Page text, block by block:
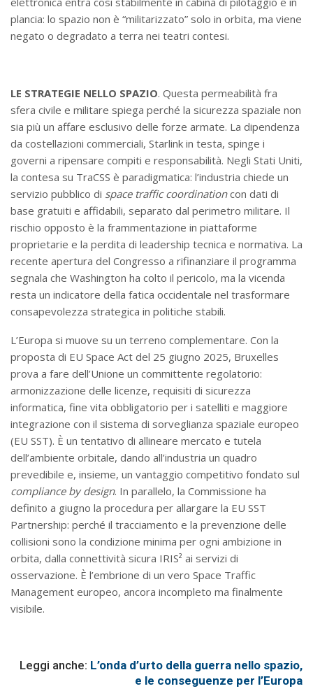
plancia: lo spazio non è “militarizzato” solo in orbita, ma viene
negato o degradato a terra nei teatri contesi.
LE STRATEGIE NELLO SPAZIO. Questa permeabilità fra
sfera civile e militare spiega perché la sicurezza spaziale non
sia più un affare esclusivo delle forze armate. La dipendenza
da costellazioni commerciali, Starlink in testa, spinge i
governi a ripensare compiti e responsabilità. Negli Stati Uniti,
la contesa su TraCSS è paradigmatica: l’industria chiede un
servizio pubblico di space traffic coordinationcon dati di
base gratuiti e affidabili, separato dal perimetro militare. Il
rischio opposto è la frammentazione in piattaforme
proprietarie e la perdita di leadership tecnica e normativa. La
recente apertura del Congresso a rifinanziare il programma
segnala che Washington ha colto il pericolo, ma la vicenda
resta un indicatore della fatica occidentale nel trasformare
consapevolezza strategica in politiche stabili.
L’Europa si muove su un terreno complementare. Con la
proposta di EU Space Act del 25 giugno 2025, Bruxelles
prova a fare dell’Unione un committente regolatorio:
armonizzazione delle licenze, requisiti di sicurezza
informatica, fine vita obbligatorio per i satelliti e maggiore
integrazione con il sistema di sorveglianza spaziale europeo
(EU SST). È un tentativo di allineare mercato e tutela
dell’ambiente orbitale, dando all’industria un quadro
prevedibile e, insieme, un vantaggio competitivo fondato sul
compliance by design. In parallelo, la Commissione ha
definito a giugno la procedura per allargare la EU SST
Partnership: perché il tracciamento e la prevenzione delle
collisioni sono la condizione minima per ogni ambizione in
orbita, dalla connettività sicura IRIS² ai servizi di
osservazione. È l’embrione di un vero Space Traffic
Management europeo, ancora incompleto ma finalmente
visibile.
Leggi anche: L’onda d’urto della guerra nello spazio,
e le conseguenze per l’Europa